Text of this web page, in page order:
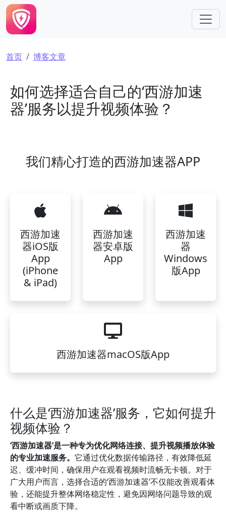
跳转到主要内容
面包屑
首页 博客文章
如何选择适合自己的‘西游加速
器’服务以提升视频体验？
我们精心打造的西游加速器APP
西游加速
器iOS版
App
(iPhone
& iPad)
西游加速
器安卓版
App
西游加速
器
Windows
版App
西游加速器macOS版App
什么是‘西游加速器’服务，它如何提升
视频体验？
‘西游加速器’是一种专为优化网络连接、提升视频播放体验
的专业加速服务。 它通过优化数据传输路径，有效降低延
迟、缓冲时间，确保用户在观看视频时流畅无卡顿。对于
广大用户而言，选择合适的‘西游加速器’不仅能改善观看体
验，还能提升整体网络稳定性，避免因网络问题导致的观
看中断或画质下降。